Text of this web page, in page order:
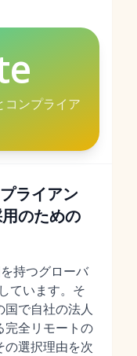
コンプライア
ライアン
のための
持つグローバ
ています。そ
で自社の法人
完全リモートの
の選択理由を次